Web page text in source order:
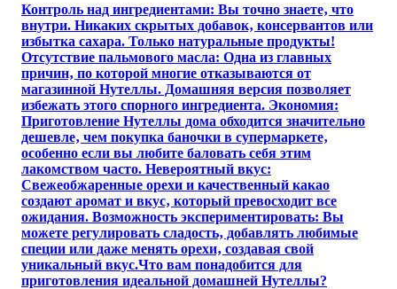
Контроль над ингредиентами: Вы точно знаете‚ что
внутри. Никаких скрытых добавок‚ консервантов или
избытка сахара. Только натуральные продукты!
Отсутствие пальмового масла: Одна из главных
причин‚ по которой многие отказываются от
магазинной Нутеллы. Домашняя версия позволяет
избежать этого спорного ингредиента. Экономия:
Приготовление Нутеллы дома обходится значительно
дешевле‚ чем покупка баночки в супермаркете‚
особенно если вы любите баловать себя этим
лакомством часто. Невероятный вкус:
Свежеобжаренные орехи и качественный какао
создают аромат и вкус‚ который превосходит все
ожидания. Возможность экспериментировать: Вы
можете регулировать сладость‚ добавлять любимые
специи или даже менять орехи‚ создавая свой
уникальный вкус.Что вам понадобится для
приготовления идеальной домашней Нутеллы?